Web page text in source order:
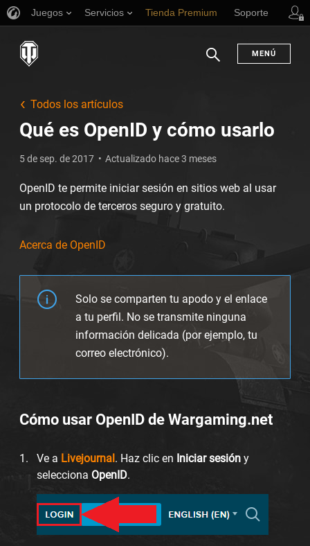
Juegos Servicios Tienda Premium Soporte
MENÚ
Todos los artículos
Qué es OpenID y cómo usarlo
5 de sep. de 2017 Actualizado hace 3 meses
OpenID te permite iniciar sesión en sitios web al usar
un protocolo de terceros seguro y gratuito.
Acerca de OpenID
Solo se comparten tu apodo y el enlace
a tu perfil. No se transmite ninguna
información delicada (por ejemplo, tu
correo electrónico).
Cómo usar OpenID de Wargaming.net
Ve a Livejournal. Haz clic en Iniciar sesión y
selecciona OpenID.